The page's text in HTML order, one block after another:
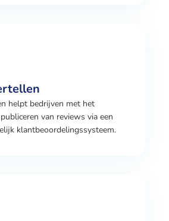
helpt bedrijven met het
van reviews via een
klantbeoordelingssysteem.